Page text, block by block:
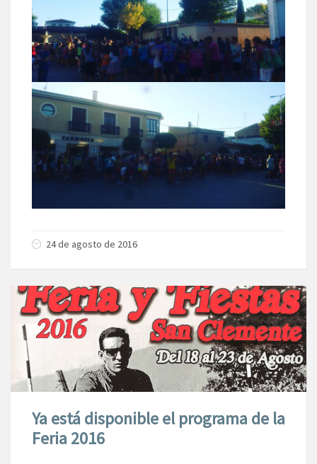
24 de agosto de 2016
Ya está disponible el programa de la
Feria 2016